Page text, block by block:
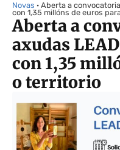
Novas · Aberta a
con 1,35 millóns de euros
Aberta a
axudas
con 1,35
o territorio